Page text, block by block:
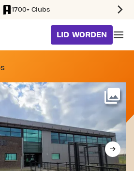
1700+ Clubs
LID WORDEN
WIM KAN